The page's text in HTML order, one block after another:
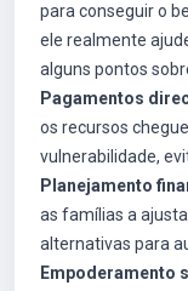
para conseguir o
ele realmente
alguns pontos
Pagamentos
os recursos
vulnerabilidade,
Planejamento
as famílias a
alternativas para
Empoderamento